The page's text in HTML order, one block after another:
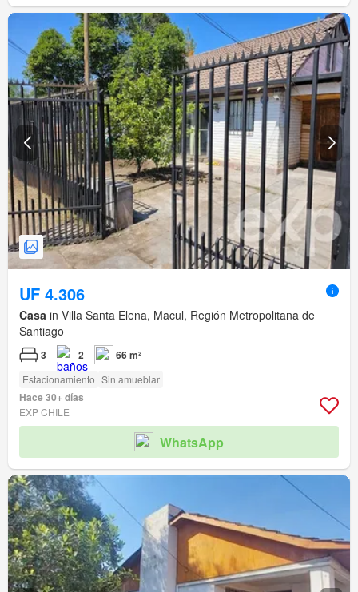
UF 4.306
Casa in Villa Santa Elena, Macul, Región Metropolitana de
Santiago
3 2 66 m²
Estacionamiento Sin amueblar
Hace 30+ días
EXP CHILE
WhatsApp